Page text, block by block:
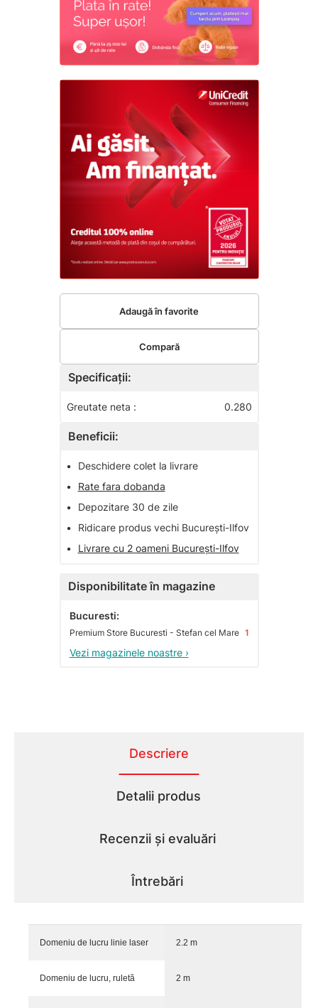
Specificații:
Greutate neta : 0.280
Beneficii:
•
Deschidere colet la livrare
•
Rate fara dobanda
•
Depozitare 30 de zile
•
Ridicare produs vechi București-Ilfov
•
Livrare cu 2 oameni București-Ilfov
Disponibilitate în magazine
Bucuresti:
Premium Store Bucuresti - Stefan cel Mare 1
Vezi magazinele noastre ›
Adaugă în favorite
Compară
Descriere
Detalii produs
Recenzii și evaluări
Întrebări
Domeniu de lucru linie laser 2.2 m
Domeniu de lucru, ruletă 2 m